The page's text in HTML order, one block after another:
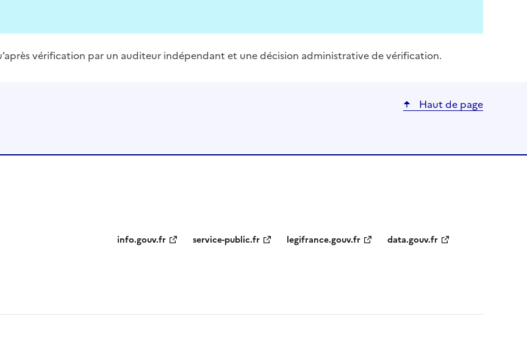
vérification par un auditeur indépendant et une décision administrative de vérification.
Haut de page
info.gouv.fr service-public.fr legifrance.gouv.fr data.gouv.fr